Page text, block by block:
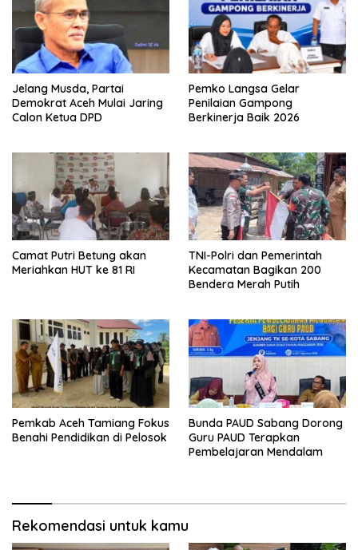
Jelang Musda, Partai
Demokrat Aceh Mulai Jaring
Calon Ketua DPD
Pemko Langsa Gelar
Penilaian Gampong
Berkinerja Baik 2026
Camat Putri Betung akan
Meriahkan HUT ke 81 RI
TNI-Polri dan Pemerintah
Kecamatan Bagikan 200
Bendera Merah Putih
Pemkab Aceh Tamiang Fokus
Benahi Pendidikan di Pelosok
Bunda PAUD Sabang Dorong
Guru PAUD Terapkan
Pembelajaran Mendalam
Rekomendasi untuk kamu